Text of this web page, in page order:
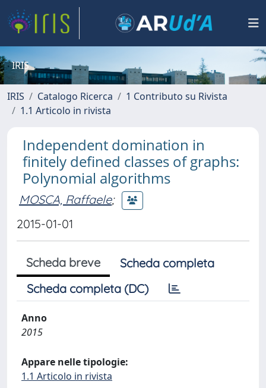
IRIS
IRIS Catalogo Ricerca
1 Contributo su Rivista
1.1 Articolo in rivista
Independent domination in
finitely defined classes of graphs:
Polynomial algorithms
MOSCA, Raffaele;
2015-01-01
Scheda breve
Scheda completa
Scheda completa (DC)
Anno
2015
Appare nelle tipologie:
1.1 Articolo in rivista